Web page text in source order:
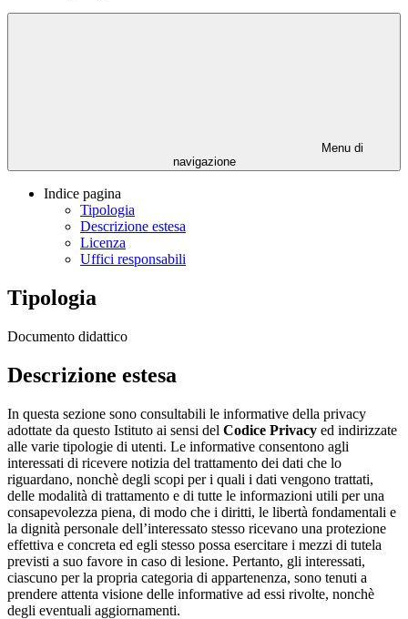
Menu di
navigazione
Indice pagina
Tipologia
Descrizione estesa
Licenza
Uffici responsabili
Tipologia
Documento didattico
Descrizione estesa
In questa sezione sono consultabili le informative della privacy
adottate da questo Istituto ai sensi del Codice Privacy ed indirizzate
alle varie tipologie di utenti. Le informative consentono agli
interessati di ricevere notizia del trattamento dei dati che lo
riguardano, nonchè degli scopi per i quali i dati vengono trattati,
delle modalità di trattamento e di tutte le informazioni utili per una
consapevolezza piena, di modo che i diritti, le libertà fondamentali e
la dignità personale dell’interessato stesso ricevano una protezione
effettiva e concreta ed egli stesso possa esercitare i mezzi di tutela
previsti a suo favore in caso di lesione. Pertanto, gli interessati,
ciascuno per la propria categoria di appartenenza, sono tenuti a
prendere attenta visione delle informative ad essi rivolte, nonchè
degli eventuali aggiornamenti.